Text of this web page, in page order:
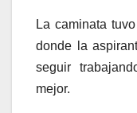
La caminata
donde la
seguir
mejor.